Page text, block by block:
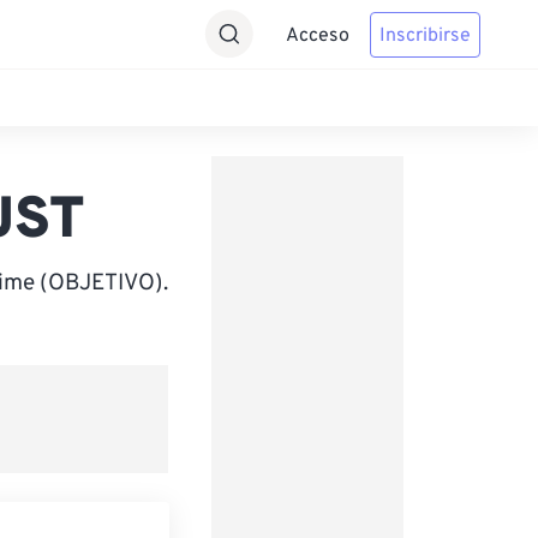
Acceso Inscribirse
(OBJETIVO).